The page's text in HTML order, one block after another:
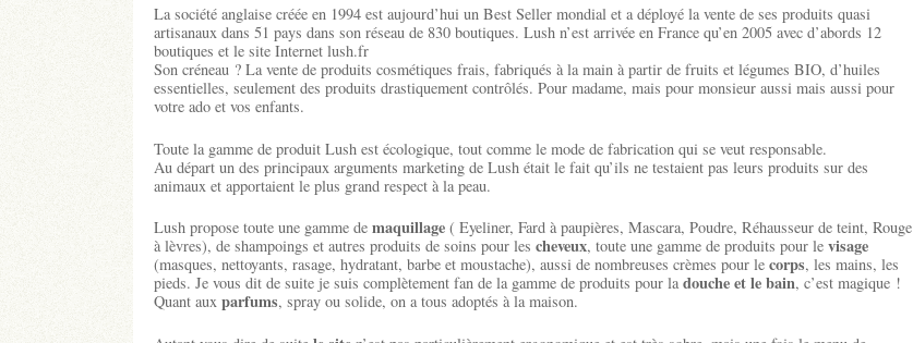
La société anglaise créée en 1994 est aujourd’hui un Best Seller mondial et a déployé la vente de ses produits quasi
artisanaux dans 51 pays dans son réseau de 830 boutiques. Lush n’est arrivée en France qu’en 2005 avec d’abords 12
boutiques et le site Internet lush.fr
Son créneau ? La vente de produits cosmétiques frais, fabriqués à la main à partir de fruits et légumes BIO, d’huiles
essentielles, seulement des produits drastiquement contrôlés. Pour madame, mais pour monsieur aussi mais aussi pour
votre ado et vos enfants.
Toute la gamme de produit Lush est écologique, tout comme le mode de fabrication qui se veut responsable.
Au départ un des principaux arguments marketing de Lush était le fait qu’ils ne testaient pas leurs produits sur des
animaux et apportaient le plus grand respect à la peau.
Lush propose toute une gamme demaquillage ( Eyeliner, Fard à paupières, Mascara, Poudre, Réhausseur de teint, Rouge
à lèvres), de shampoings et autres produits de soins pour lescheveux, toute une gamme de produits pour levisage
(masques, nettoyants, rasage, hydratant, barbe et moustache), aussi de nombreuses crèmes pour lecorps, les mains, les
pieds. Je vous dit de suite je suis complètement fan de la gamme de produits pour ladouche et le bain, c’est magique !
Quant auxparfums, spray ou solide, on a tous adoptés à la maison.